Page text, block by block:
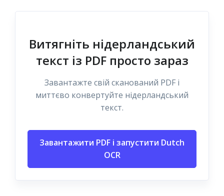
Витягніть нідерландський
текст із PDF просто зараз
Завантажте свій сканований PDF і
миттєво конвертуйте нідерландський
текст.
Завантажити PDF і запустити Dutch
OCR